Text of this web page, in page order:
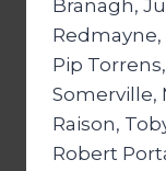
Branagh,
Pip
Somerville,
Raison,
Robert